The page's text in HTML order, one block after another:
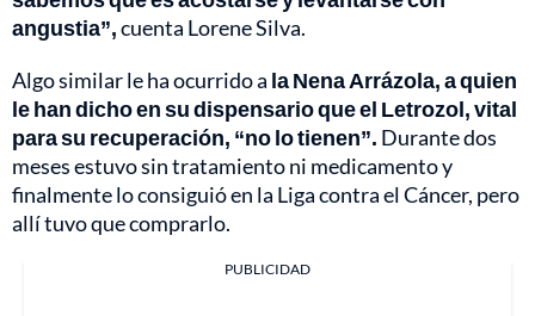
angustia”,cuenta Lorene Silva.
Algo similar le ha ocurrido a la Nena Arrázola, a quien
le han dicho en su dispensario que el Letrozol, vital
para su recuperación, “no lo tienen”. Durante dos
meses estuvo sin tratamiento ni medicamento y
finalmente lo consiguió en la Liga contra el Cáncer, pero
allí tuvo que comprarlo.
PUBLICIDAD